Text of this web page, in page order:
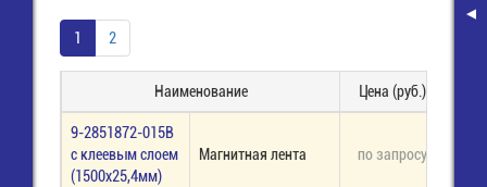
1 2
Наименование Цена (руб.)
9-2851872-015В
с клеевым слоем
(1500х25,4мм)
Магнитная лента по запросу